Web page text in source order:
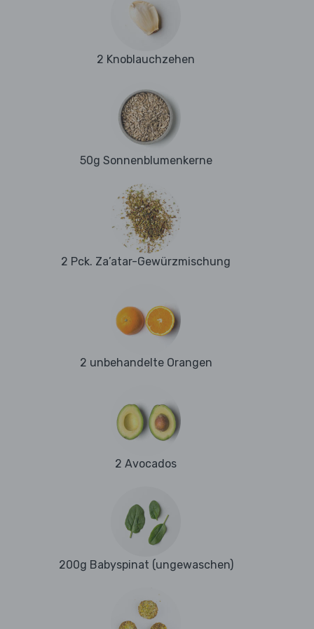
2 Knoblauchzehen
50g Sonnenblumenkerne
2 Pck. Za’atar-Gewürzmischung
2 unbehandelte Orangen
2 Avocados
200g Babyspinat (ungewaschen)